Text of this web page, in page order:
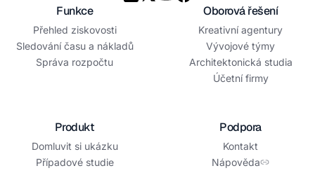
Funkce
Přehled ziskovosti
Sledování času a nákladů
Správa rozpočtu
Oborová řešení
Kreativní agentury
Vývojové týmy
Architektonická studia
Účetní firmy
Produkt
Domluvit si ukázku
Případové studie
Podpora
Kontakt
Nápověda